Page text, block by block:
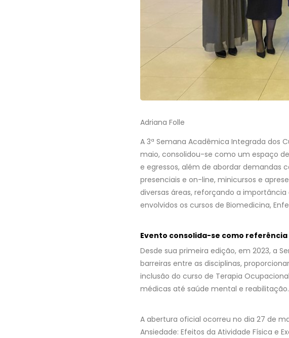
Adriana Folle
A 3ª Semana Acadêmica Integrada dos
maio, consolidou-se como um espaço
e egressos, além de abordar demandas
presenciais e on-line, minicursos e
diversas áreas, reforçando a
envolvidos os cursos de Biomedicina,
Evento consolida-se como
Desde sua primeira edição, em 2023, a
barreiras entre as disciplinas,
inclusão do curso de Terapia
médicas até saúde mental e reabilitação.
A abertura oficial ocorreu no dia 27 de
Ansiedade: Efeitos da Atividade Física e